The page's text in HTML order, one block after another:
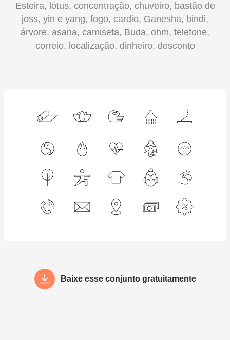
Esteira, lótus, concentração, chuveiro, bastão de
joss, yin e yang, fogo, cardio, Ganesha, bindi,
árvore, asana, camiseta, Buda, ohm, telefone,
correio, localização, dinheiro, desconto
Baixe esse conjunto gratuitamente